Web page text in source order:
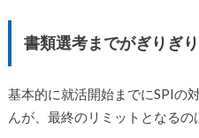
書類選考までがぎりぎ
基本的に就活開始までにSPIの
んが、最終のリミットとなるの